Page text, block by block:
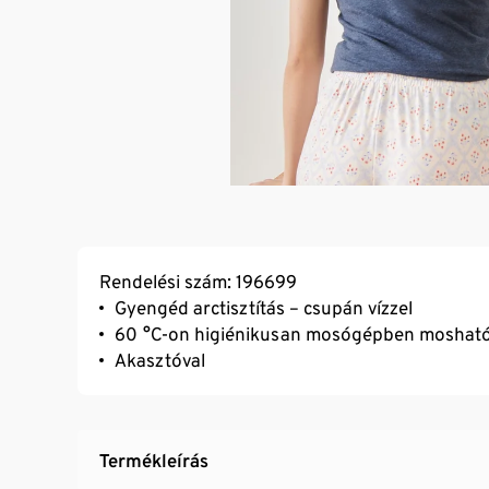
Rendelési szám: 196699
Gyengéd arctisztítás – csupán vízzel
60 °C-on higiénikusan mosógépben
Akasztóval
Termékleírás